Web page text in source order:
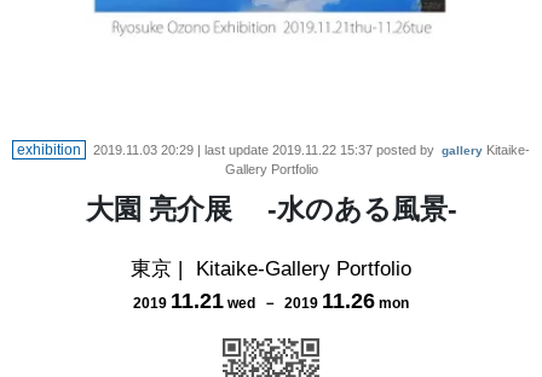
exhibition 2019.11.03 20:29 | last update 2019.11.22 15:37 posted by gallery Kitaike-
Gallery Portfolio
大園 亮介展 ‐水のある風景-
東京 | Kitaike-Gallery Portfolio
2019 11.21 wed － 2019 11.26 mon